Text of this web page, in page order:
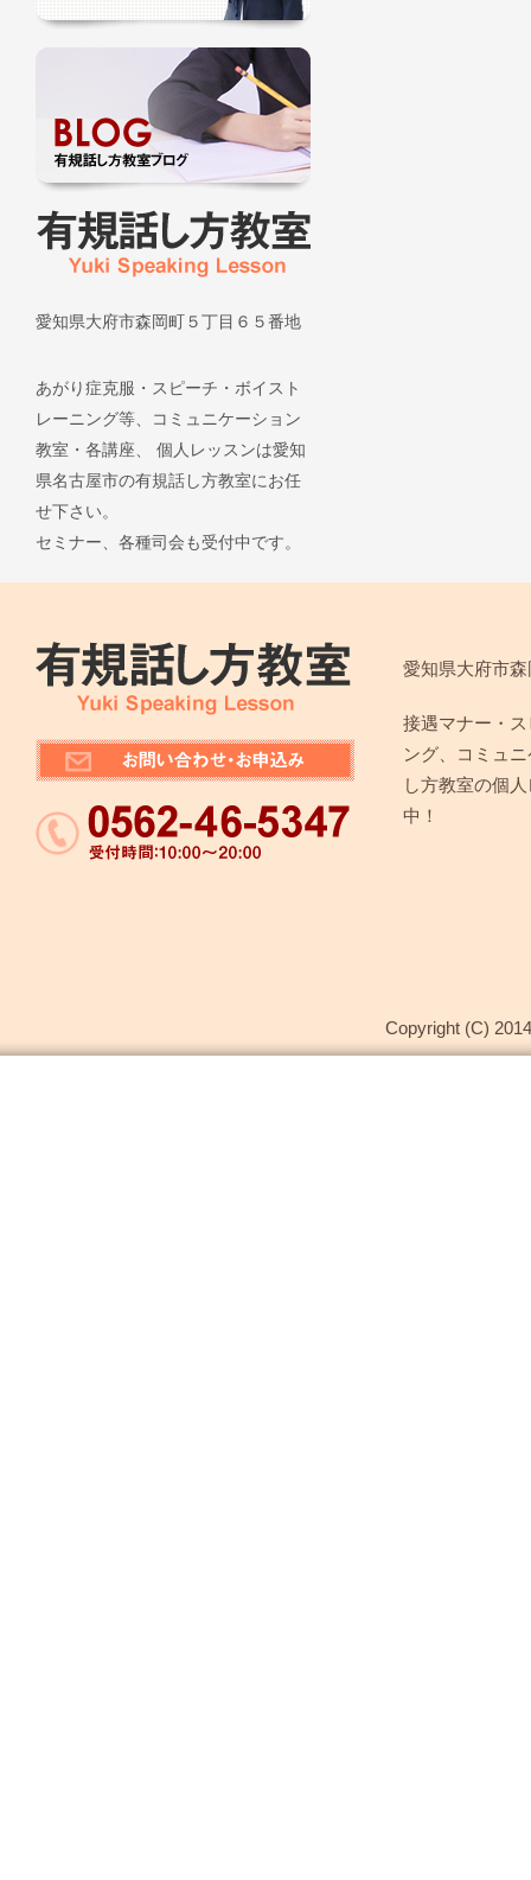
愛知県大府市森岡町５丁目６５番地
あがり症克服・スピーチ・ボイスト
レーニング等、コミュニケーション
教室・各講座、 個人レッスンは愛知
県名古屋市の有規話し方教室にお任
せ下さい。
セミナー、各種司会も受付中です。
愛知県大府市
接遇マナー・
ング、コミュ
し方教室の個
中！
Copyright (C)